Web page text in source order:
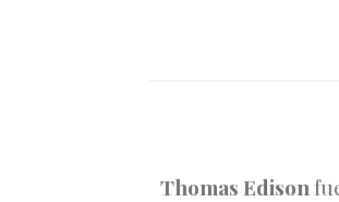
Thomas Edison